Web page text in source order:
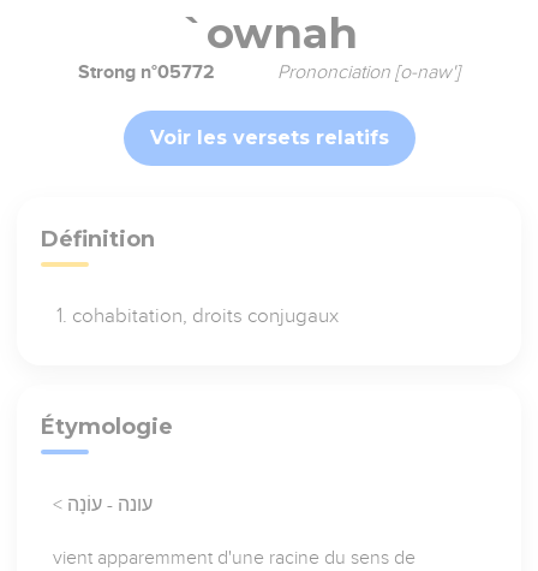
`ownah
Strong n°05772 Prononciation [o-naw']
Voir les versets relatifs
Définition
cohabitation, droits conjugaux
Étymologie
< עונה - עוֹנָה
vient apparemment d'une racine du sens de